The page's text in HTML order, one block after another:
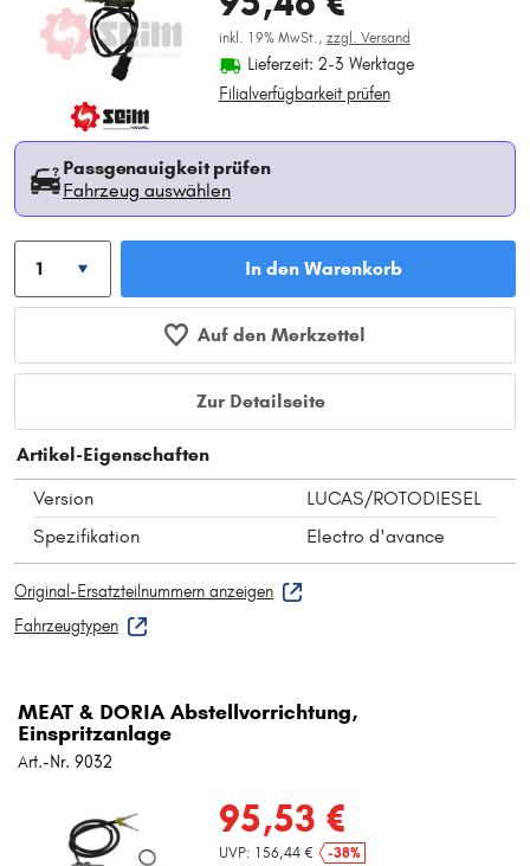
inkl. 19% MwSt., zzgl. Versand
Lieferzeit: 2-3 Werktage
Filialverfügbarkeit prüfen
Passgenauigkeit prüfen
Fahrzeug auswählen
In den Warenkorb
Auf den Merkzettel
Zur Detailseite
Artikel-Eigenschaften
Version
LUCAS/ROTODIESEL
Spezifikation
Electro d'avance
Original-Ersatzteilnummern anzeigen
Fahrzeugtypen
MEAT & DORIA Abstellvorrichtung,
Einspritzanlage
Art.-Nr. 9032
95,53 €
UVP: 156,44 € -38%